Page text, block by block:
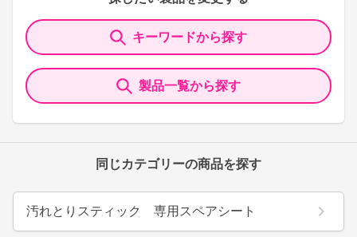
キーワードから探す
製品一覧から探す
同じカテゴリーの商品を探す
汚れとりスティック 専用スペアシート